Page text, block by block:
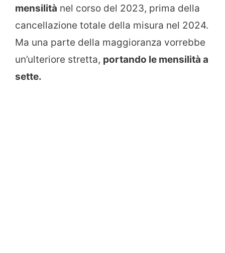
mensilità nel corso del 2023, prima della
cancellazione totale della misura nel 2024.
Ma una parte della maggioranza vorrebbe
un’ulteriore stretta, portando le mensilità a
sette.